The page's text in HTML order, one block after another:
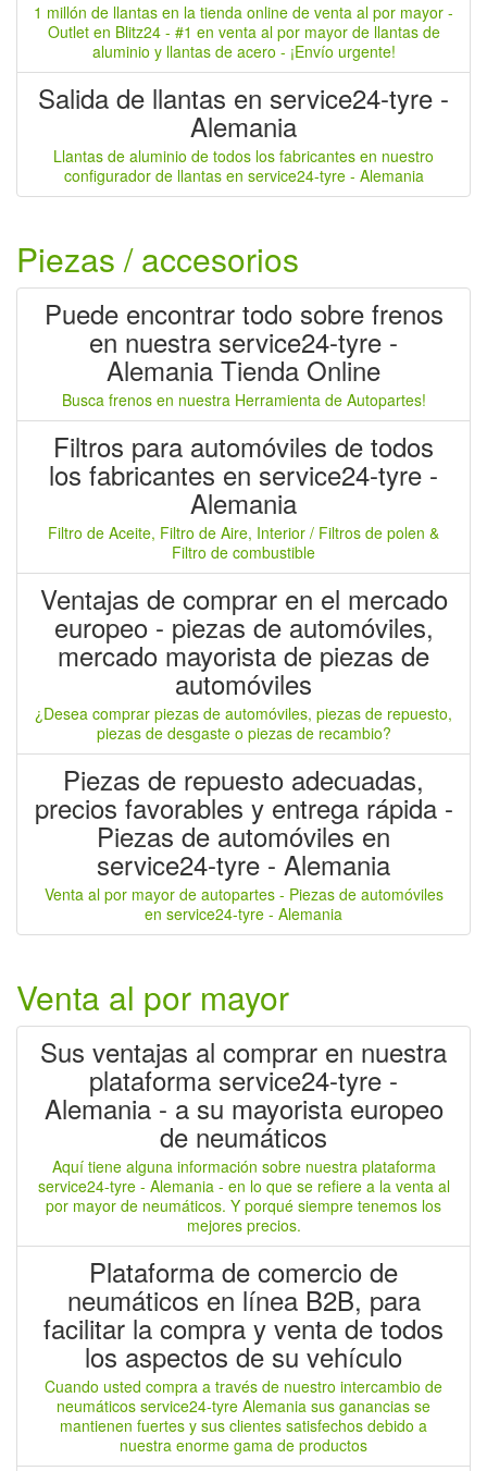
1 millón de llantas en la tienda online de venta al por mayor -
Outlet en Blitz24 - #1 en venta al por mayor de llantas de
aluminio y llantas de acero - ¡Envío urgente!
Salida de llantas en service24-tyre -
Alemania
Llantas de aluminio de todos los fabricantes en nuestro
configurador de llantas en service24-tyre - Alemania
Piezas / accesorios
Puede encontrar todo sobre frenos
en nuestra service24-tyre -
Alemania Tienda Online
Busca frenos en nuestra Herramienta de Autopartes!
Filtros para automóviles de todos
los fabricantes en service24-tyre -
Alemania
Filtro de Aceite, Filtro de Aire, Interior / Filtros de polen &
Filtro de combustible
Ventajas de comprar en el mercado
europeo - piezas de automóviles,
mercado mayorista de piezas de
automóviles
¿Desea comprar piezas de automóviles, piezas de repuesto,
piezas de desgaste o piezas de recambio?
Piezas de repuesto adecuadas,
precios favorables y entrega rápida -
Piezas de automóviles en
service24-tyre - Alemania
Venta al por mayor de autopartes - Piezas de automóviles
en service24-tyre - Alemania
Venta al por mayor
Sus ventajas al comprar en nuestra
plataforma service24-tyre -
Alemania - a su mayorista europeo
de neumáticos
Aquí tiene alguna información sobre nuestra plataforma
service24-tyre - Alemania - en lo que se refiere a la venta al
por mayor de neumáticos. Y porqué siempre tenemos los
mejores precios.
Plataforma de comercio de
neumáticos en línea B2B, para
facilitar la compra y venta de todos
los aspectos de su vehículo
Cuando usted compra a través de nuestro intercambio de
neumáticos service24-tyre Alemania sus ganancias se
mantienen fuertes y sus clientes satisfechos debido a
nuestra enorme gama de productos